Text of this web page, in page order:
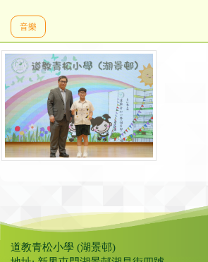
音樂
道教青松小學 (湖景邨)